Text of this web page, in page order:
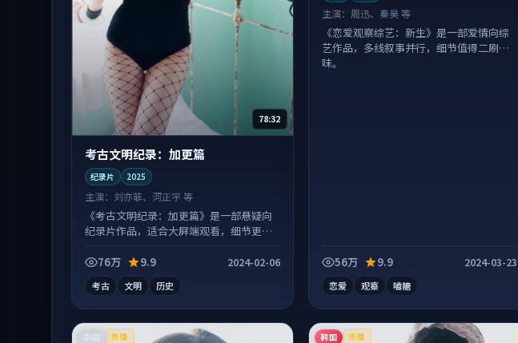
78:32
考古文明纪录：加更篇
纪录片 2025
主演： 刘亦菲、河正宇 等
《考古文明纪录：加更篇》是一部悬疑向
纪录片作品，适合大屏端观看，细节更丰
76万
9.9 2024-02-06
考古 文明 历史
主演： 周迅、秦昊 等
《恋爱观察综艺：新生》是一部爱情向综
艺作品，多线叙事并行，细节值得二刷回
味。
56万 9.9 2024-03-23
恋爱 观察 嗑糖
热播 韩国 热播